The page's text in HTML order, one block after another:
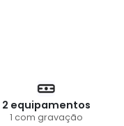
2 equipamentos
1 com gravação